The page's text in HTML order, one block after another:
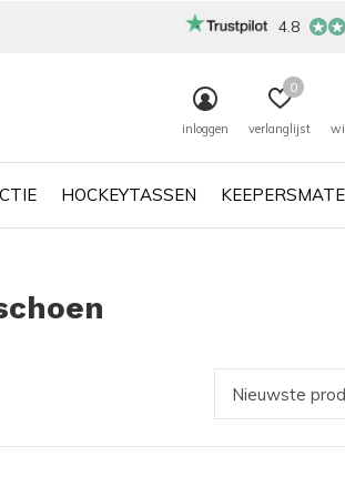
HOCKEYTASSEN
inloggen verlanglijst
0
4.8